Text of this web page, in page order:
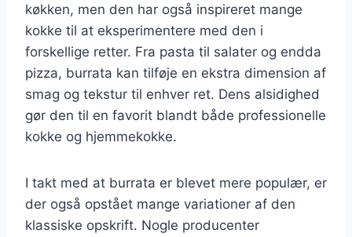
køkken, men den har også inspireret mange
kokke til at eksperimentere med den i
forskellige retter. Fra pasta til salater og endda
pizza, burrata kan tilføje en ekstra dimension af
smag og tekstur til enhver ret. Dens alsidighed
gør den til en favorit blandt både professionelle
kokke og hjemmekokke.
I takt med at burrata er blevet mere populær, er
der også opstået mange variationer af den
klassiske opskrift. Nogle producenter